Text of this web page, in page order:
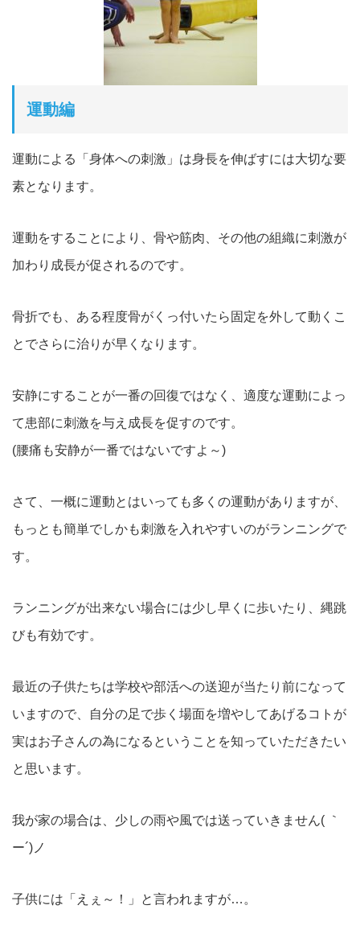
運動編
運動による「身体への刺激」は身長を伸ばすには大切な要
素となります。
運動をすることにより、骨や筋肉、その他の組織に刺激が
加わり成長が促されるのです。
骨折でも、ある程度骨がくっ付いたら固定を外して動くこ
とでさらに治りが早くなります。
安静にすることが一番の回復ではなく、適度な運動によっ
て患部に刺激を与え成長を促すのです。
(腰痛も安静が一番ではないですよ～)
さて、一概に運動とはいっても多くの運動がありますが、
もっとも簡単でしかも刺激を入れやすいのがランニングで
す。
ランニングが出来ない場合には少し早くに歩いたり、縄跳
びも有効です。
最近の子供たちは学校や部活への送迎が当たり前になって
いますので、自分の足で歩く場面を増やしてあげるコトが
実はお子さんの為になるということを知っていただきたい
と思います。
我が家の場合は、少しの雨や風では送っていきません( ｀
ー´)ノ
子供には「えぇ～！」と言われますが…。